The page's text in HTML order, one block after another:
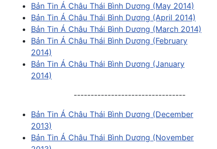
Bản Tin Á Châu Thái Bình Dương (May 2014)
Bản Tin Á Châu Thái Bình Dương (April 2014)
Bản Tin Á Châu Thái Bình Dương (March 2014)
Bản Tin Á Châu Thái Bình Dương (February
2014)
Bản Tin Á Châu Thái Bình Dương (January
2014)
---------------------------------
Bản Tin Á Châu Thái Bình Dương (December
2013)
Bản Tin Á Châu Thái Bình Dương (November